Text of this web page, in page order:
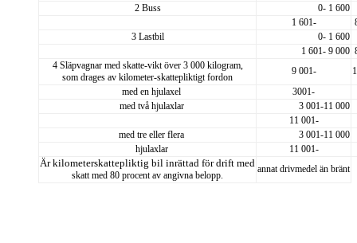
2 Buss
0- 1 600
1 601-
3 Lastbil
0- 1 600
1 601- 9 000
4 Släpvagnar med skatte-vikt över 3 000 kilogram,
som drages av kilometer-skattepliktigt fordon
9 001-
med en hjulaxel
3001-
med två hjulaxlar
3 001-11 000
11 001-
med tre eller flera
3 001-11 000
hjulaxlar
11 001-
Är kilometerskattepliktig bil inrättad för drift med
skatt med 80 procent av angivna belopp.
annat drivmedel än bränt